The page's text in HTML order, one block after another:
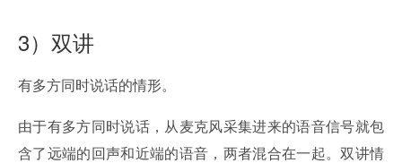
3）双讲
有多方同时说话的情形。
由于有多方同时说话，从麦克风采集进来的语音信号就包
含了远端的回声和近端的语音，两者混合在一起。双讲情